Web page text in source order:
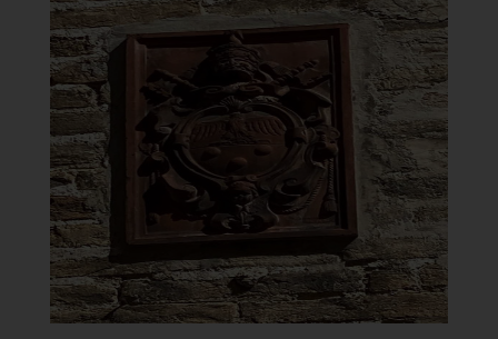
Chiesa Madonna del Carmine
Stemma di Papa Pio XI
Clicca per ingrandire